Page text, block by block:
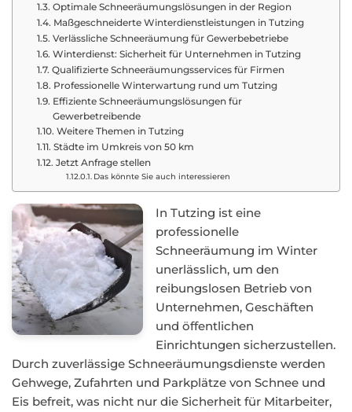
Optimale Schneeräumungslösungen in der Region
Maßgeschneiderte Winterdienstleistungen in Tutzing
Verlässliche Schneeräumung für Gewerbebetriebe
Winterdienst: Sicherheit für Unternehmen in Tutzing
Qualifizierte Schneeräumungsservices für Firmen
Professionelle Winterwartung rund um Tutzing
Effiziente Schneeräumungslösungen für
Gewerbetreibende
Weitere Themen in Tutzing
Städte im Umkreis von 50 km
Jetzt Anfrage stellen
Das könnte Sie auch interessieren
In Tutzing ist eine
professionelle
Schneeräumung im Winter
unerlässlich, um den
reibungslosen Betrieb von
Unternehmen, Geschäften
und öffentlichen
Einrichtungen sicherzustellen.
Durch zuverlässige Schneeräumungsdienste werden
Gehwege, Zufahrten und Parkplätze von Schnee und
Eis befreit, was nicht nur die Sicherheit für Mitarbeiter,